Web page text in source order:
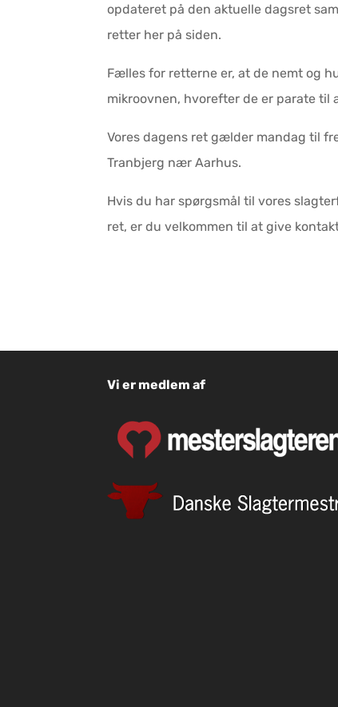
opdateret på den aktuelle dagsret
retter her på siden.
Fælles for retterne er, at de nemt og
mikroovnen, hvorefter de er parate til
Vores dagens ret gælder mandag til
Tranbjerg nær Aarhus.
Hvis du har spørgsmål til vores
ret, er du velkommen til at give
Vi er medlem af